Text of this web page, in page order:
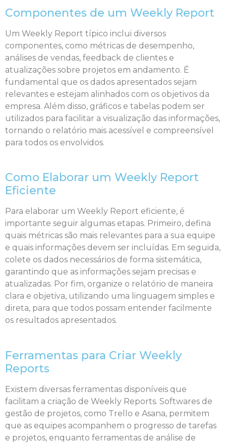
Componentes de um Weekly Report
Um Weekly Report típico inclui diversos
componentes, como métricas de desempenho,
análises de vendas, feedback de clientes e
atualizações sobre projetos em andamento. É
fundamental que os dados apresentados sejam
relevantes e estejam alinhados com os objetivos da
empresa. Além disso, gráficos e tabelas podem ser
utilizados para facilitar a visualização das informações,
tornando o relatório mais acessível e compreensível
para todos os envolvidos.
Como Elaborar um Weekly Report
Eficiente
Para elaborar um Weekly Report eficiente, é
importante seguir algumas etapas. Primeiro, defina
quais métricas são mais relevantes para a sua equipe
e quais informações devem ser incluídas. Em seguida,
colete os dados necessários de forma sistemática,
garantindo que as informações sejam precisas e
atualizadas. Por fim, organize o relatório de maneira
clara e objetiva, utilizando uma linguagem simples e
direta, para que todos possam entender facilmente
os resultados apresentados.
Ferramentas para Criar Weekly
Reports
Existem diversas ferramentas disponíveis que
facilitam a criação de Weekly Reports. Softwares de
gestão de projetos, como Trello e Asana, permitem
que as equipes acompanhem o progresso de tarefas
e projetos, enquanto ferramentas de análise de